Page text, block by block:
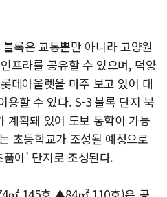
록은 교통뿐만 아니라 고양원
프라를 공유할 수 있으며, 덕양
데아울렛을 마주 보고 있어 대
용할 수 있다. S-3 블록 단지 북
계획돼 있어 도보 통학이 가능
초등학교가 조성될 예정으로
아’ 단지로 조성된다.